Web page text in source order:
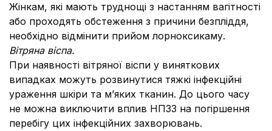
Жінкам, які мають труднощі з настанням вагітності
або проходять обстеження з причини безпліддя,
необхідно відмінити прийом лорноксикаму.
Вітряна віспа.
При наявності вітряної віспи у виняткових
випадках можуть розвинутися тяжкі інфекційні
ураження шкіри та м’яких тканин. До цього часу
не можна виключити вплив НПЗЗ на погіршення
перебігу цих інфекційних захворювань.